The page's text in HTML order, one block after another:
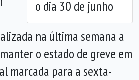
o dia 30 de junho
na última semana a
o estado de greve em
marcada para a sexta-